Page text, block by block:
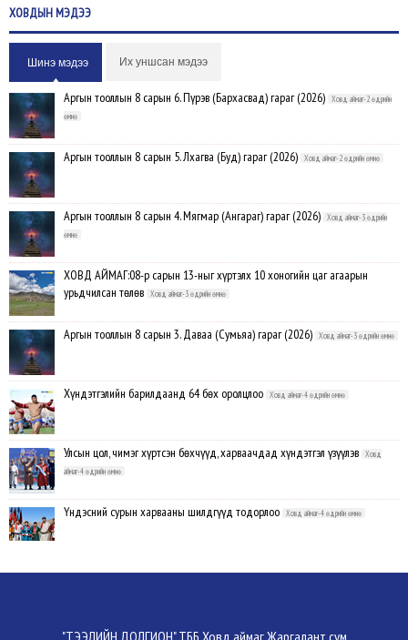
ХОВДЫНМЭДЭЭ
Шинэ мэдээ Их уншсан мэдээ
Аргын тооллын 8 сарын 6. Пүрэв (Бархасвад) гараг (2026)
Ховд аймаг-2 өдрийн
өмнө
Аргын тооллын 8 сарын 5. Лхагва (Буд) гараг (2026) Ховд аймаг-2 өдрийн өмнө
Аргын тооллын 8 сарын 4. Мягмар (Ангараг) гараг (2026)
Ховд аймаг-3 өдрийн
өмнө
ХОВД АЙМАГ:08-р сарын 13-ныг хүртэлх 10 хоногийн цаг агаарын
урьдчилсан төлөв
Ховд аймаг-3 өдрийн өмнө
Аргын тооллын 8 сарын 3. Даваа (Сумьяа) гараг (2026) Ховд аймаг-3 өдрийн өмнө
Хүндэтгэлийн барилдаанд 64 бөх оролцлоо Ховд аймаг-4 өдрийн өмнө
Улсын цол, чимэг хүртсэн бөхчүүд, харваачдад хүндэтгэл үзүүлэв
Ховд
аймаг-4 өдрийн өмнө
Үндэсний сурын харвааны шилдгүүд тодорлоо Ховд аймаг-4 өдрийн өмнө
Ахмад бөхчүүд, харваачид, уяачдад хүндэтгэл үзүүллээ
Ховд аймаг-4 өдрийн
Шагайн харвааны шилдгүүд тодорлоо Ховд аймаг-4 өдрийн өмнө
"ТЭЭЛИЙН ДОЛГИОН" ТББ Ховд аймаг Жаргалант сум